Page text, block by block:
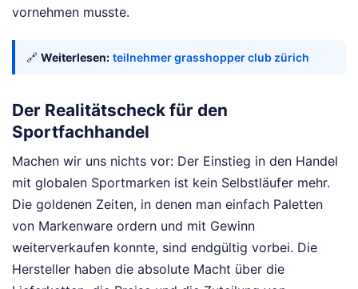
vornehmen musste.
🔗 Weiterlesen: teilnehmer grasshopper club zürich
Der Realitätscheck für den
Sportfachhandel
Machen wir uns nichts vor: Der Einstieg in den Handel
mit globalen Sportmarken ist kein Selbstläufer mehr.
Die goldenen Zeiten, in denen man einfach Paletten
von Markenware ordern und mit Gewinn
weiterverkaufen konnte, sind endgültig vorbei. Die
Hersteller haben die absolute Macht über die